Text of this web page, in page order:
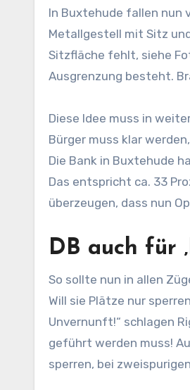
In Buxtehude fallen nun vermehrt Sitzbänke auf, die sich gegen den Rassismus wenden. Die Bänke aus einem
Metallgestell mit Sitz
Sitzfläche fehlt, siehe
Ausgrenzung besteht.
Diese Idee muss in
Bürger muss klar
Die Bank in Buxtehude
Das entspricht ca. 33
überzeugen, dass nun
DB auch für
So sollte nun in allen
Will sie Plätze nur
Unvernunft!“ schlagen
geführt werden muss!
sperren, bei